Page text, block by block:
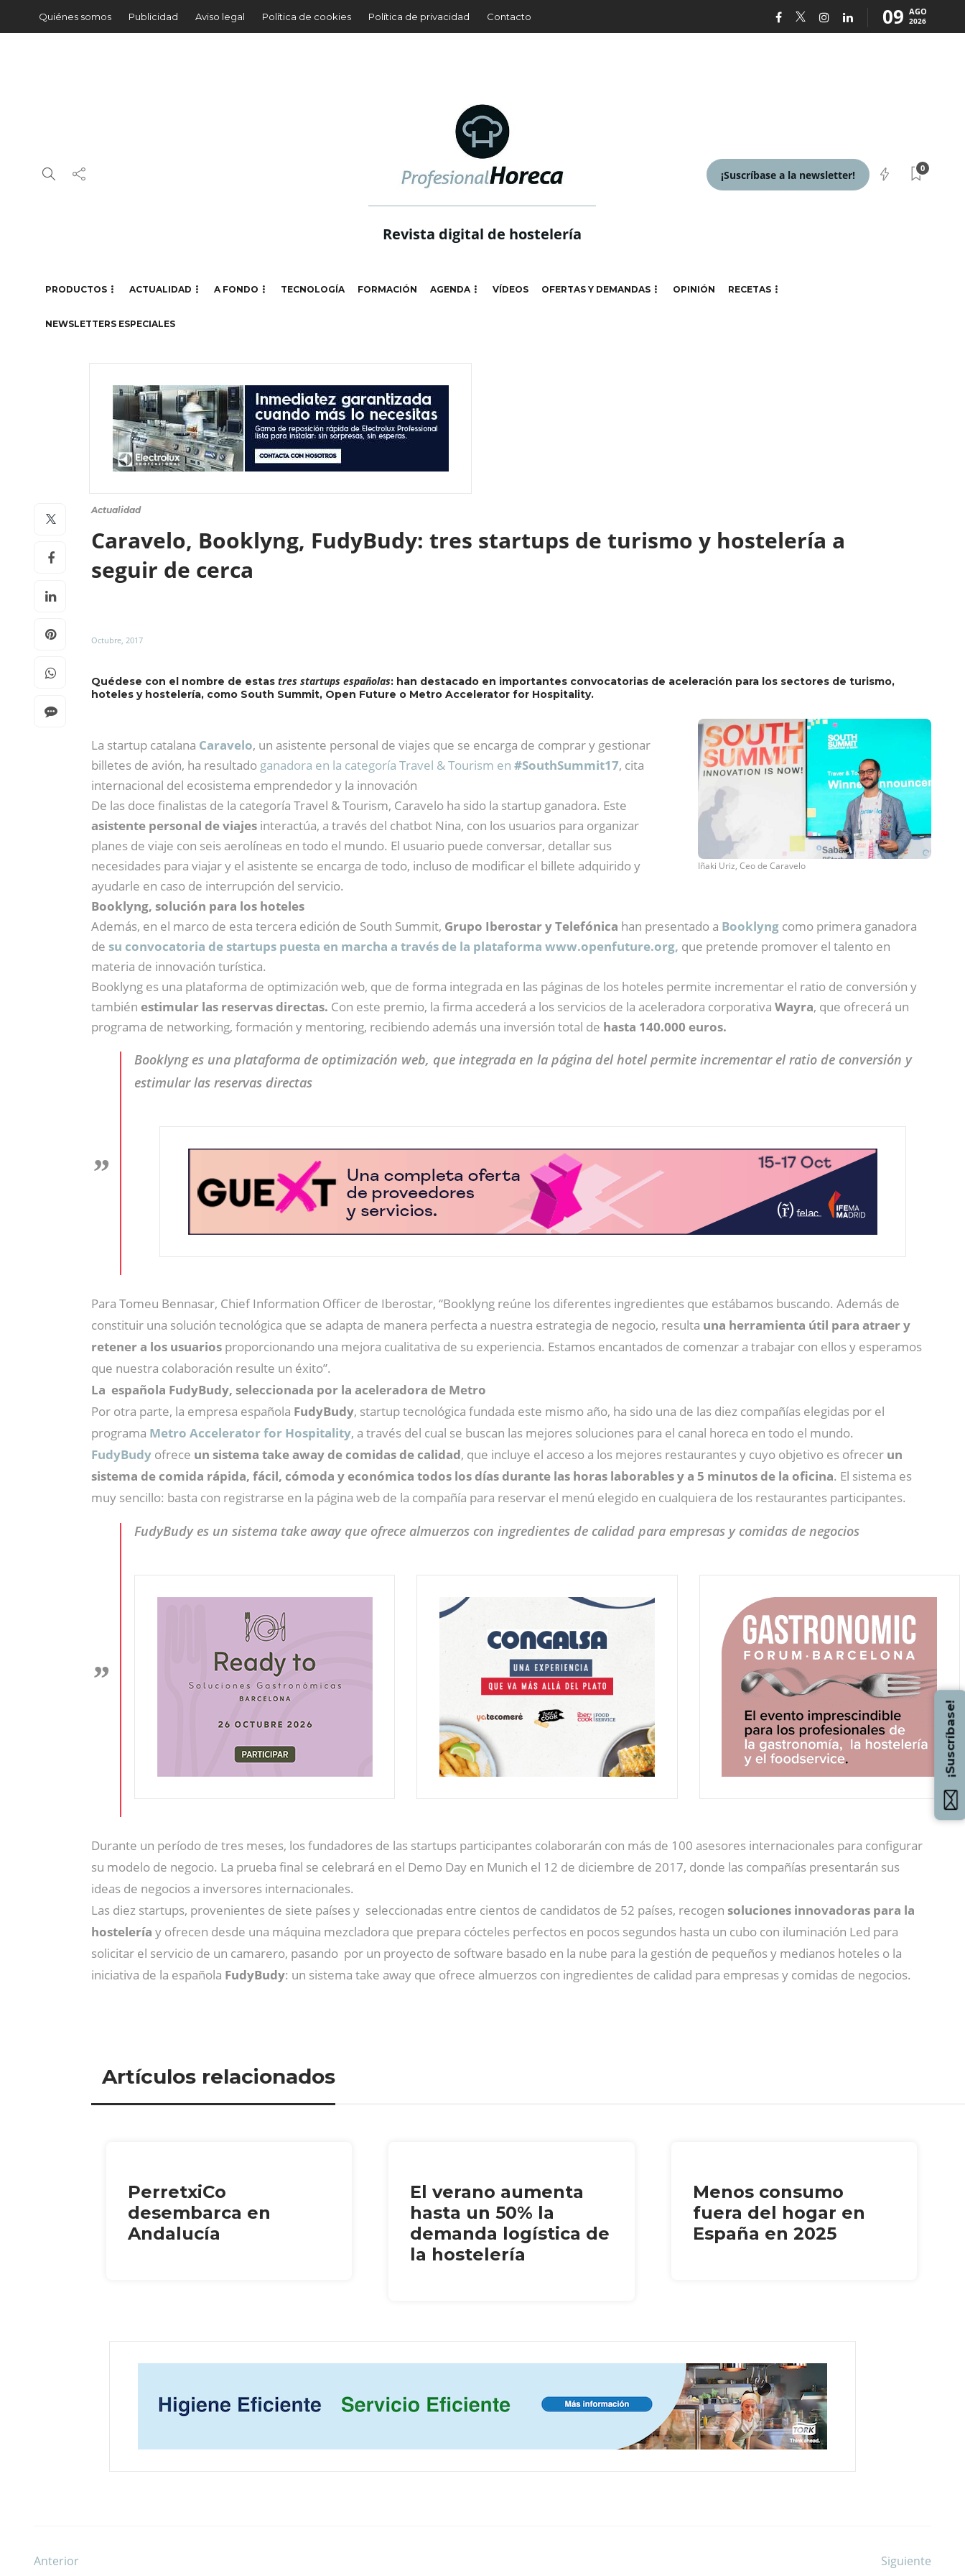
Quiénes somos Publicidad Aviso legal Política de cookies Política de privacidad Contacto 09 AGO
2026
Revista digital de hostelería
¡Suscríbase a la newsletter!
0
PRODUCTOS ACTUALIDAD A FONDO TECNOLOGÍA FORMACIÓN AGENDA VÍDEOS OFERTAS Y DEMANDAS OPINIÓN RECETAS
NEWSLETTERS ESPECIALES
Actualidad
Caravelo, Booklyng, FudyBudy: tres startups de turismo y hostelería a
seguir de cerca
Octubre, 2017
Quédese con el nombre de estas tres startups españolas: han destacado en importantes convocatorias de aceleración para los sectores de turismo,
hoteles y hostelería, como South Summit, Open Future o Metro Accelerator for Hospitality.
Iñaki Uriz, Ceo de Caravelo
La startup catalana Caravelo, un asistente personal de viajes que se encarga de comprar y gestionar
billetes de avión, ha resultado ganadora en la categoría Travel & Tourism en #SouthSummit17, cita
internacional del ecosistema emprendedor y la innovación
De las doce finalistas de la categoría Travel & Tourism, Caravelo ha sido la startup ganadora. Este
asistente personal de viajes interactúa, a través del chatbot Nina, con los usuarios para organizar
planes de viaje con seis aerolíneas en todo el mundo. El usuario puede conversar, detallar sus
necesidades para viajar y el asistente se encarga de todo, incluso de modificar el billete adquirido y
ayudarle en caso de interrupción del servicio.
Booklyng, solución para los hoteles
Además, en el marco de esta tercera edición de South Summit, Grupo Iberostar y Telefónica han presentado a Booklyng como primera ganadora
de su convocatoria de startups puesta en marcha a través de la plataforma www.openfuture.org, que pretende promover el talento en
materia de innovación turística.
Booklyng es una plataforma de optimización web, que de forma integrada en las páginas de los hoteles permite incrementar el ratio de conversión y
también estimular las reservas directas. Con este premio, la firma accederá a los servicios de la aceleradora corporativa Wayra, que ofrecerá un
programa de networking, formación y mentoring, recibiendo además una inversión total de hasta 140.000 euros.
Booklyng es una plataforma de optimización web, que integrada en la página del hotel permite incrementar el ratio de conversión y
estimular las reservas directas
Para Tomeu Bennasar, Chief Information Officer de Iberostar, “Booklyng reúne los diferentes ingredientes que estábamos buscando. Además de
constituir una solución tecnológica que se adapta de manera perfecta a nuestra estrategia de negocio, resulta una herramienta útil para atraer y
retener a los usuarios proporcionando una mejora cualitativa de su experiencia. Estamos encantados de comenzar a trabajar con ellos y esperamos
que nuestra colaboración resulte un éxito”.
La española FudyBudy, seleccionada por la aceleradora de Metro
Por otra parte, la empresa española FudyBudy, startup tecnológica fundada este mismo año, ha sido una de las diez compañías elegidas por el
programa Metro Accelerator for Hospitality, a través del cual se buscan las mejores soluciones para el canal horeca en todo el mundo.
FudyBudy ofrece un sistema take away de comidas de calidad, que incluye el acceso a los mejores restaurantes y cuyo objetivo es ofrecer un
sistema de comida rápida, fácil, cómoda y económica todos los días durante las horas laborables y a 5 minutos de la oficina. El sistema es
muy sencillo: basta con registrarse en la página web de la compañía para reservar el menú elegido en cualquiera de los restaurantes participantes.
FudyBudy es un sistema take away que ofrece almuerzos con ingredientes de calidad para empresas y comidas de negocios
Durante un período de tres meses, los fundadores de las startups participantes colaborarán con más de 100 asesores internacionales para configurar
su modelo de negocio. La prueba final se celebrará en el Demo Day en Munich el 12 de diciembre de 2017, donde las compañías presentarán sus
ideas de negocios a inversores internacionales.
Las diez startups, provenientes de siete países y seleccionadas entre cientos de candidatos de 52 países, recogen soluciones innovadoras para la
hostelería y ofrecen desde una máquina mezcladora que prepara cócteles perfectos en pocos segundos hasta un cubo con iluminación Led para
solicitar el servicio de un camarero, pasando por un proyecto de software basado en la nube para la gestión de pequeños y medianos hoteles o la
iniciativa de la española FudyBudy: un sistema take away que ofrece almuerzos con ingredientes de calidad para empresas y comidas de negocios.
Artículos relacionados
PerretxiCo
desembarca en
Andalucía
El verano aumenta
hasta un 50% la
demanda logística de
la hostelería
Menos consumo
fuera del hogar en
España en 2025
Anterior Siguiente
¡Suscríbase!